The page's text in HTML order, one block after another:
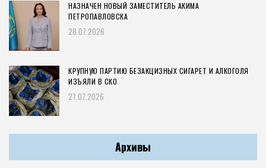
НАЗНАЧЕН НОВЫЙ ЗАМЕСТИТЕЛЬ АКИМА
ПЕТРОПАВЛОВСКА
28.07.2026
КРУПНУЮ ПАРТИЮ БЕЗАКЦИЗНЫХ СИГАРЕТ И АЛКОГОЛЯ
ИЗЪЯЛИ В СКО
27.07.2026
Архивы